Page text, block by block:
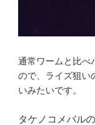
通常ワームと比べ
ので、ライズ狙い
いみたいです。
タケノコメバル